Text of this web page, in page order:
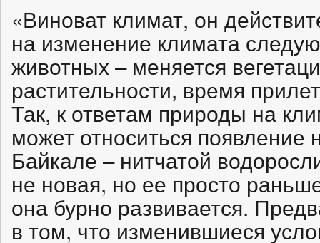
«Виноват климат, он
на изменение климата
животных – меняется
растительности, время
Так, к ответам природы на
может относиться появление
Байкале – нитчатой
не новая, но ее просто
она бурно развивается.
в том, что изменившиеся